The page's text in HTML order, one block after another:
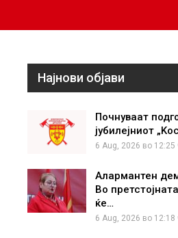
Најнови објави
Почнуваат
јубилејниот
6 Aug, 2026 во 12:25
Алармантен
Во
ќе…
6 Aug, 2026 во 12:18